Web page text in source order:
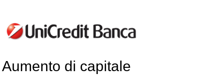
Aumento di capitale